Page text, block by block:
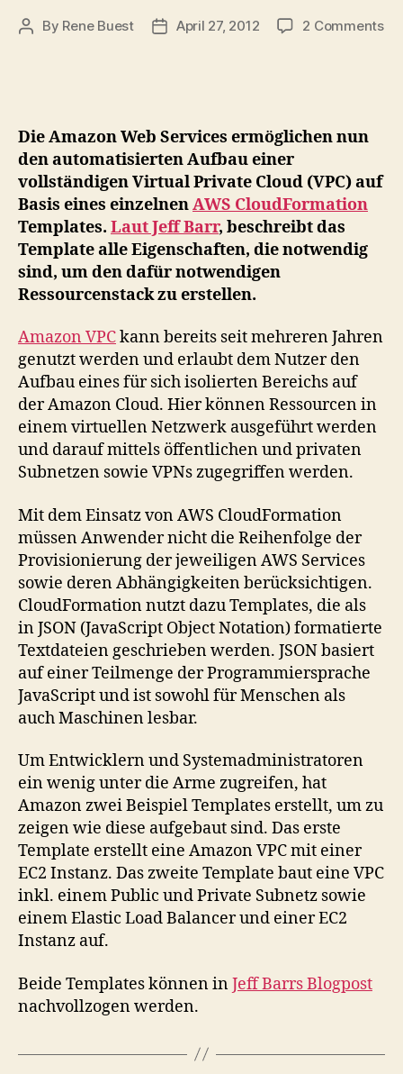
Post
By Rene Buest
PostApril 27, 2012 2 Commentson
Die Amazon Web Services ermöglichen nun
den automatisierten Aufbau einer
vollständigen Virtual Private Cloud (VPC) auf
Basis eines einzelnenAWS CloudFormation
Templates. Laut Jeff Barr, beschreibt das
Template alle Eigenschaften, die notwendig
sind, um den dafür notwendigen
Ressourcenstack zu erstellen.
Amazon VPCkann bereits seit mehreren Jahren
genutzt werden und erlaubt dem Nutzer den
Aufbau eines für sich isolierten Bereichs auf
der Amazon Cloud. Hier können Ressourcen in
einem virtuellen Netzwerk ausgeführt werden
und darauf mittels öffentlichen und privaten
Subnetzen sowie VPNs zugegriffen werden.
Mit dem Einsatz von AWS CloudFormation
müssen Anwender nicht die Reihenfolge der
Provisionierung der jeweiligen AWS Services
sowie deren Abhängigkeiten berücksichtigen.
CloudFormation nutzt dazu Templates, die als
in JSON (JavaScript Object Notation) formatierte
Textdateien geschrieben werden. JSON basiert
auf einer Teilmenge der Programmiersprache
JavaScript und ist sowohl für Menschen als
auch Maschinen lesbar.
Um Entwicklern und Systemadministratoren
ein wenig unter die Arme zugreifen, hat
Amazon zwei Beispiel Templates erstellt, um zu
zeigen wie diese aufgebaut sind. Das erste
Template erstellt eine Amazon VPC mit einer
EC2 Instanz. Das zweite Template baut eine VPC
inkl. einem Public und Private Subnetz sowie
einem Elastic Load Balancer und einer EC2
Instanz auf.
Beide Templates können inJeff Barrs Blogpost
nachvollzogen werden.